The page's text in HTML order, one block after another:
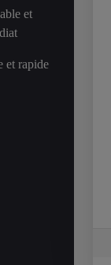
et
et rapide